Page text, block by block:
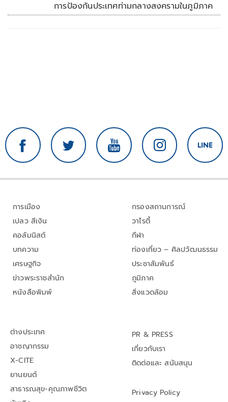
การป้องกันประเทศท่ามกลางสงครามในภูมิภาค
การเมือง
เปลว สีเงิน
คอลัมนิสต์
บทความ
เศรษฐกิจ
ข่าวพระราชสำนัก
หนังสือพิมพ์
กรองสถานการณ์
วาไรตี้
กีฬา
ท่องเที่ยว – ศิลปวัฒนธรรม
ประชาสัมพันธ์
ภูมิภาค
สิ่งแวดล้อม
ต่างประเทศ
อาชญากรรม
X-CITE
ยานยนต์
สาธารณสุข-คุณภาพชีวิต
PR & PRESS
เกี่ยวกับเรา
ติดต่อและ สนับสนุน
Privacy Policy